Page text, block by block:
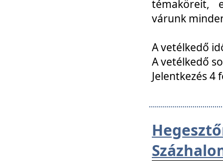
témaköreit,
várunk
A vetélkedő
A vetélkedő
Jelentkezés 4